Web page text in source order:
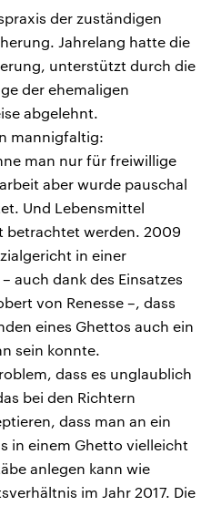
der zuständigen
Jahrelang hatte die
unterstützt durch die
der ehemaligen
abgelehnt.
mannigfaltig:
man nur für freiwillige
aber wurde pauschal
Und Lebensmittel
betrachtet werden. 2009
in einer
auch dank des Einsatzes
von Renesse –, dass
eines Ghettos auch ein
sein konnte.
dass es unglaublich
bei den Richtern
dass man an ein
in einem Ghetto vielleicht
anlegen kann wie
im Jahr 2017. Die